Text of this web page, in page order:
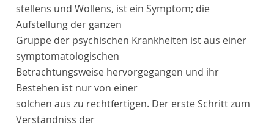
stellens und Wollens, ist ein Symptom; die
Aufstellung der ganzen
Gruppe der psychischen Krankheiten ist aus einer
symptomatologischen
Betrachtungsweise hervorgegangen und ihr
Bestehen ist nur von einer
solchen aus zu rechtfertigen. Der erste Schritt zum
Verständniss der